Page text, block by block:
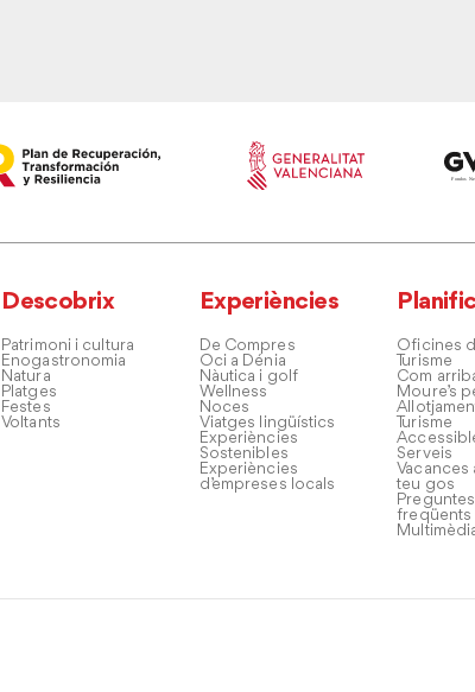
Descobrix
Patrimoni i cultura
Enogastronomia
Natura
Platges
Festes
Voltants
Experiències
De Compres
Oci a Dénia
Nàutica i golf
Wellness
Noces
Viatges lingüístics
Experiències
Sostenibles
Experiències
d’empreses locals
Oficines
Turisme
Com
Moure’s
Turisme
Serveis
Vacances
teu gos
Preguntes
freqüents